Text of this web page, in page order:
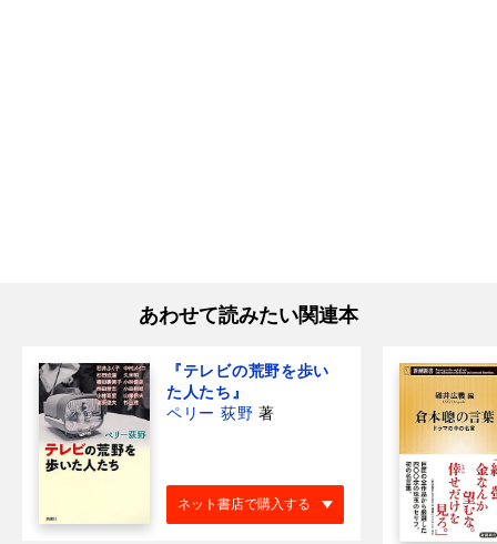
あわせて読みたい関連本
『テレビの荒野を歩い
た人たち』
ペリー 荻野 著
ネット書店で購入する